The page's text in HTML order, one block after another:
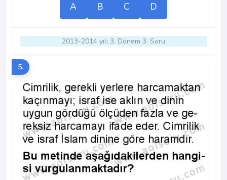
A B C D
2013-2014 yılı 3. Dönem 3. Soru
5.